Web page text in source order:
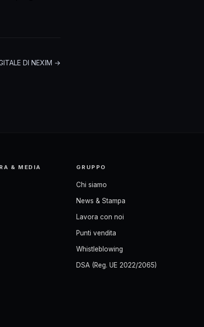
DI NEXIM →
& MEDIA GRUPPO
Chi siamo
News & Stampa
Lavora con noi
Punti vendita
Whistleblowing
DSA (Reg. UE 2022/2065)